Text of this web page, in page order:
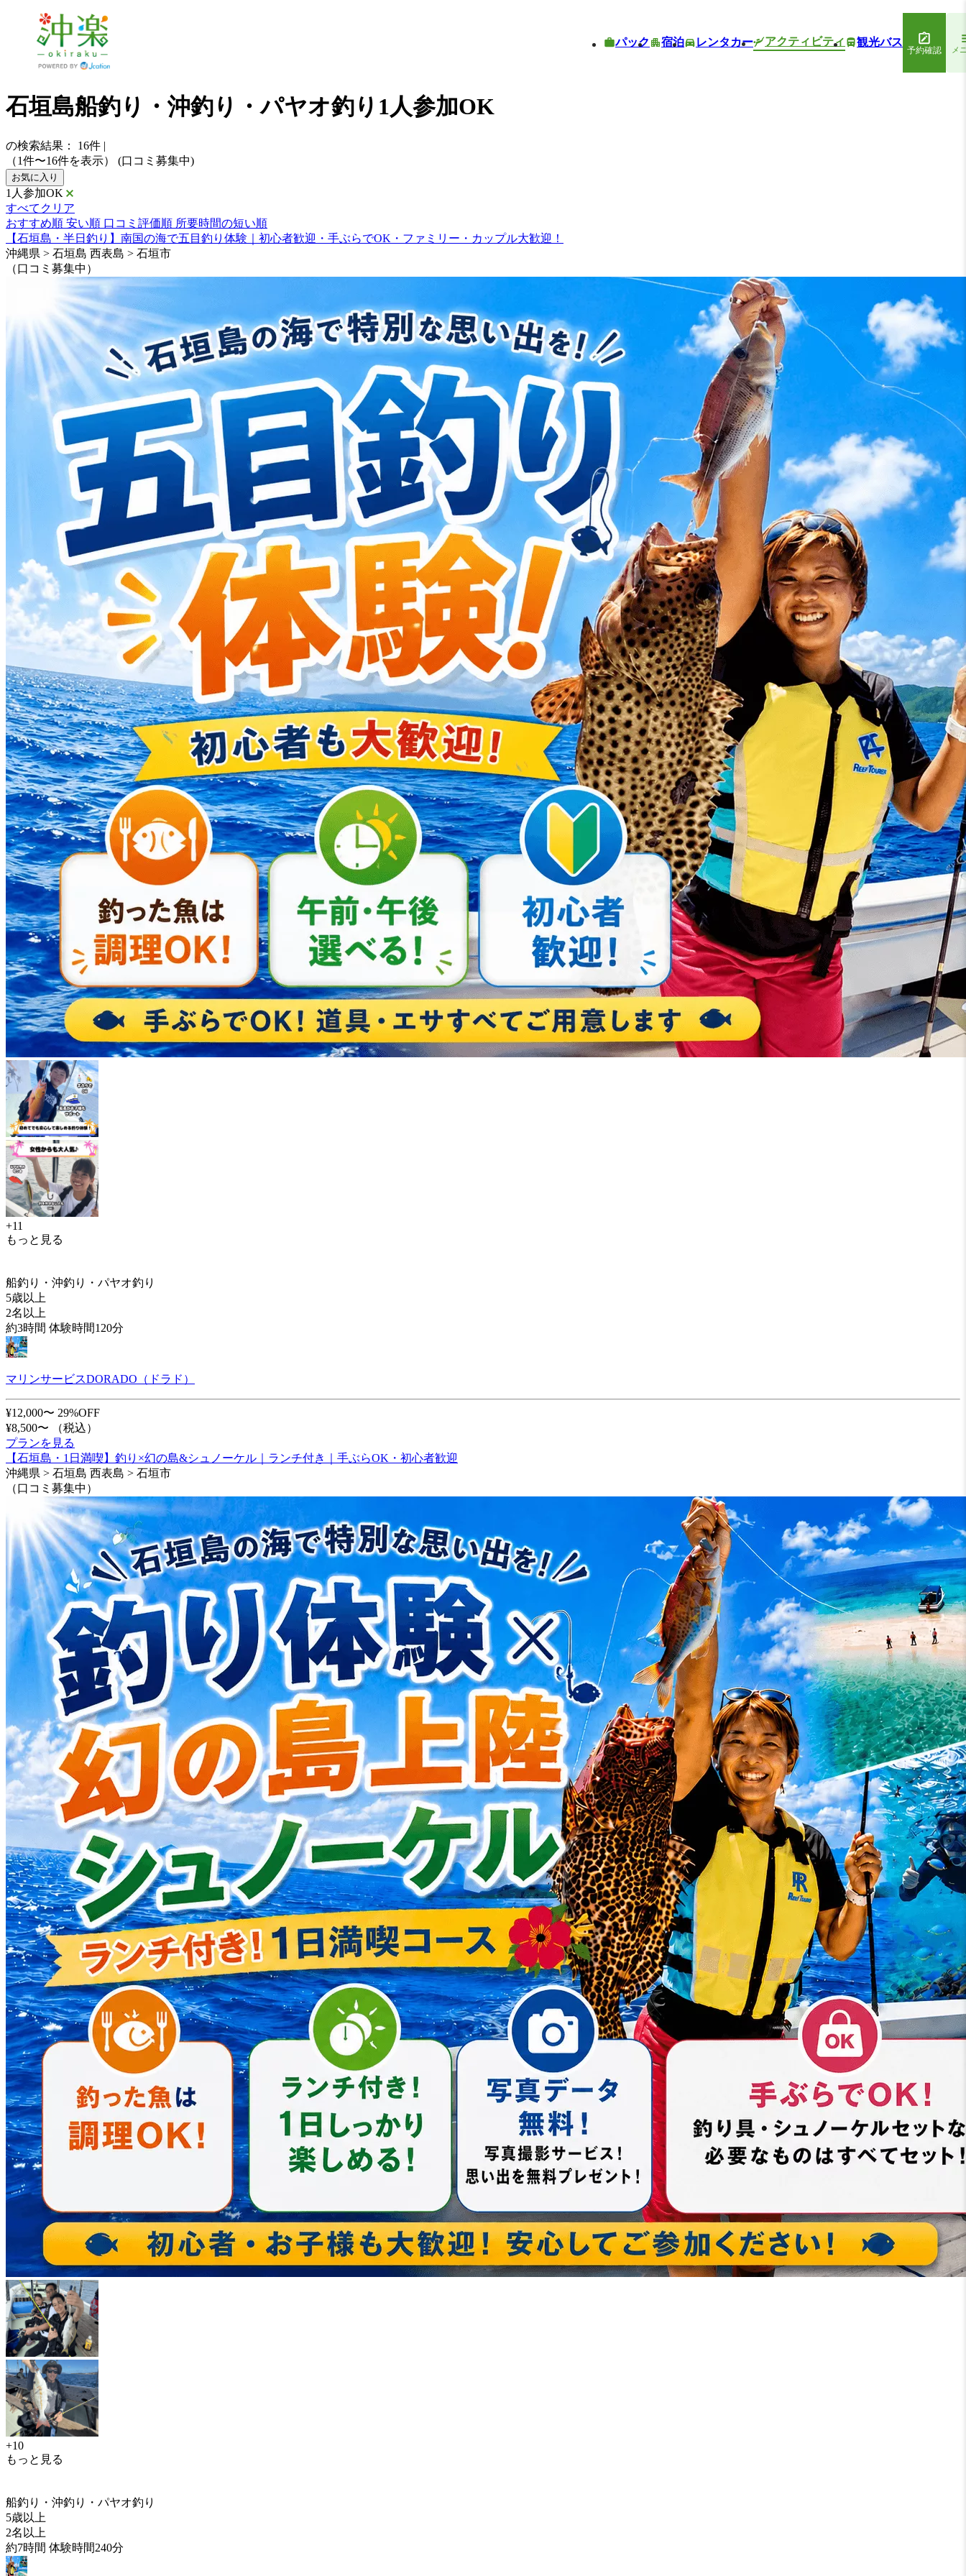
パック 宿泊 レンタカー アクティビティ 観光バス
予約確認 メ
石垣島船釣り・沖釣り・パヤオ釣り1人参加OK
の検索結果： 16件 |
（1件〜16件を表示）
(口コミ募集中)
お気に入り
1人参加OK
すべてクリア
おすすめ順 安い順 口コミ評価順 所要時間の短い順
【石垣島・半日釣り】南国の海で五目釣り体験｜初心者歓迎・手ぶらでOK・ファミリー・カップル大歓迎！
沖縄県 > 石垣島 西表島 > 石垣市
（口コミ募集中）
+11
もっと見る
船釣り・沖釣り・パヤオ釣り
5歳以上
2名以上
約3時間 体験時間120分
マリンサービスDORADO（ドラド）
¥12,000〜 29%OFF
¥8,500〜
（税込）
プランを見る
【石垣島・1日満喫】釣り×幻の島&シュノーケル｜ランチ付き｜手ぶらOK・初心者歓迎
沖縄県 > 石垣島 西表島 > 石垣市
（口コミ募集中）
+10
もっと見る
船釣り・沖釣り・パヤオ釣り
5歳以上
2名以上
約7時間 体験時間240分